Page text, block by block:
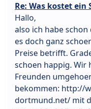
Re: Was kostet ein
Hallo,
also ich habe
es doch ganz
Preise betrifft.
schoen happig. Wir
Freunden
bekommen: http://
dortmund.net/ mit